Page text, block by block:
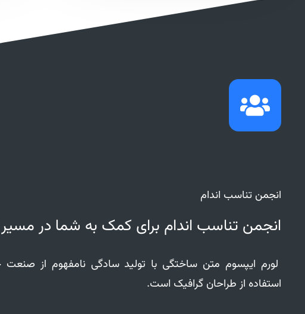
انجمن تناسب اندام
انجمن تناسب اندام برای کمک به شما در
لورم ایپسوم متن ساختگی با تولید سادگی نامفهوم از
استفاده از طراحان گرافیک است.